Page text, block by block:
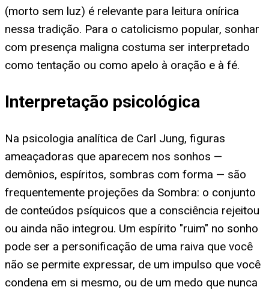
(morto sem luz) é relevante para leitura onírica
nessa tradição. Para o catolicismo popular, sonhar
com presença maligna costuma ser interpretado
como tentação ou como apelo à oração e à fé.
Interpretação psicológica
Na psicologia analítica de Carl Jung, figuras
ameaçadoras que aparecem nos sonhos —
demônios, espíritos, sombras com forma — são
frequentemente projeções da Sombra: o conjunto
de conteúdos psíquicos que a consciência rejeitou
ou ainda não integrou. Um espírito "ruim" no sonho
pode ser a personificação de uma raiva que você
não se permite expressar, de um impulso que você
condena em si mesmo, ou de um medo que nunca